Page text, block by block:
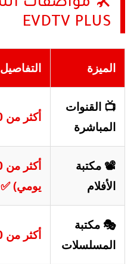
🛠️ مواصفات
EVDTV PLUS
الميزة
📺 القنوات
المباشرة
أكثر من 6000 قناة لايف ✅
📽️ مكتبة
الأفلام
يومي) ✅
🎭 مكتبة
المسلسلات
أكثر من 5,000 مسلسل ✅